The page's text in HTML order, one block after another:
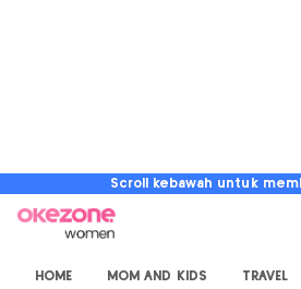
Scroll kebawah untuk
HOME MOM AND KIDS TRAVEL